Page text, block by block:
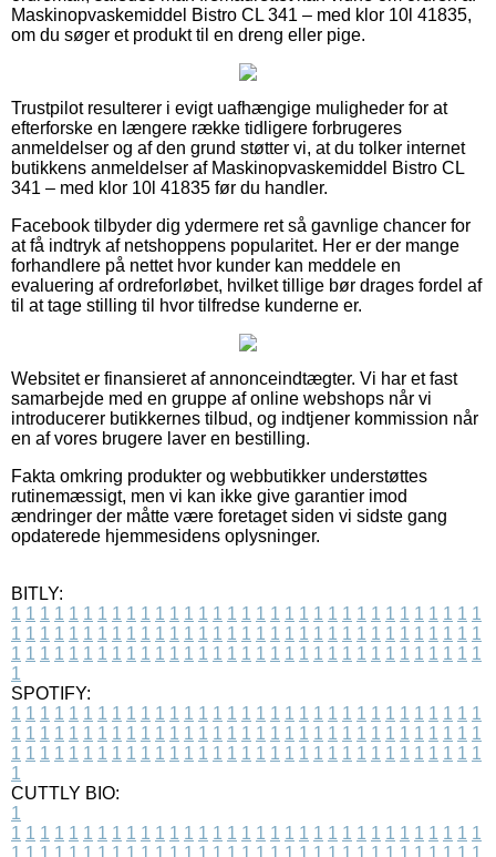
Maskinopvaskemiddel Bistro CL 341 – med klor 10l 41835,
om du søger et produkt til en dreng eller pige.
Trustpilot resulterer i evigt uafhængige muligheder for at
efterforske en længere række tidligere forbrugeres
anmeldelser og af den grund støtter vi, at du tolker internet
butikkens anmeldelser af Maskinopvaskemiddel Bistro CL
341 – med klor 10l 41835 før du handler.
Facebook tilbyder dig ydermere ret så gavnlige chancer for
at få indtryk af netshoppens popularitet. Her er der mange
forhandlere på nettet hvor kunder kan meddele en
evaluering af ordreforløbet, hvilket tillige bør drages fordel af
til at tage stilling til hvor tilfredse kunderne er.
Websitet er finansieret af annonceindtægter. Vi har et fast
samarbejde med en gruppe af online webshops når vi
introducerer butikkernes tilbud, og indtjener kommission når
en af vores brugere laver en bestilling.
Fakta omkring produkter og webbutikker understøttes
rutinemæssigt, men vi kan ikke give garantier imod
ændringer der måtte være foretaget siden vi sidste gang
opdaterede hjemmesidens oplysninger.
BITLY:
1 1 1 1 1 1 1 1 1 1 1 1 1 1 1 1 1 1 1 1 1 1 1 1 1 1 1 1 1 1 1 1 1
1 1 1 1 1 1 1 1 1 1 1 1 1 1 1 1 1 1 1 1 1 1 1 1 1 1 1 1 1 1 1 1 1
1 1 1 1 1 1 1 1 1 1 1 1 1 1 1 1 1 1 1 1 1 1 1 1 1 1 1 1 1 1 1 1 1
1
SPOTIFY:
1 1 1 1 1 1 1 1 1 1 1 1 1 1 1 1 1 1 1 1 1 1 1 1 1 1 1 1 1 1 1 1 1
1 1 1 1 1 1 1 1 1 1 1 1 1 1 1 1 1 1 1 1 1 1 1 1 1 1 1 1 1 1 1 1 1
1 1 1 1 1 1 1 1 1 1 1 1 1 1 1 1 1 1 1 1 1 1 1 1 1 1 1 1 1 1 1 1 1
1
CUTTLY BIO:
1
1 1 1 1 1 1 1 1 1 1 1 1 1 1 1 1 1 1 1 1 1 1 1 1 1 1 1 1 1 1 1 1 1
1 1 1 1 1 1 1 1 1 1 1 1 1 1 1 1 1 1 1 1 1 1 1 1 1 1 1 1 1 1 1 1 1